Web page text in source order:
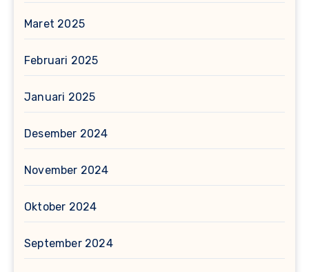
Maret 2025
Februari 2025
Januari 2025
Desember 2024
November 2024
Oktober 2024
September 2024